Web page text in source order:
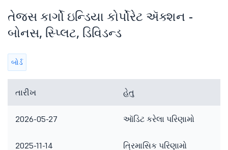
તેજસ કાર્ગો ઇન્ડિયા કોર્પોરેટ ઍક્શન -
બોનસ, સ્પ્લિટ, ડિવિડન્ડ
બોર્ડ
તારીખ હેતુ
2026-05-27 ઑડિટ કરેલા પરિણામો
2025-11-14 ત્રિમાસિક પરિણામો